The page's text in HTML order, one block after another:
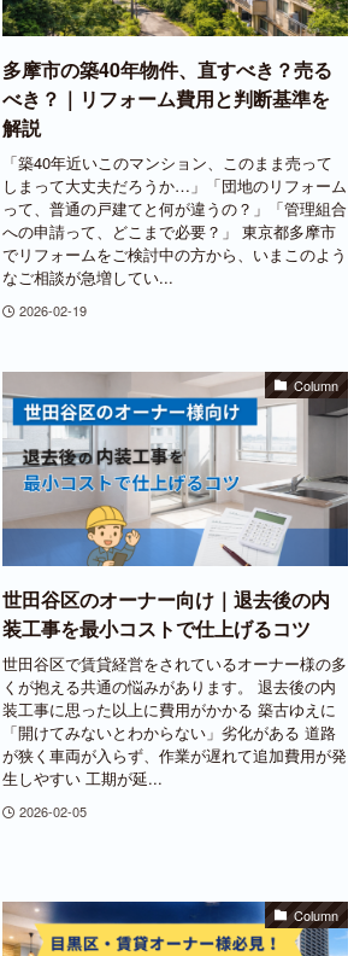
多摩市の築40年物件、直すべき？売る
べき？｜リフォーム費用と判断基準を
解説
「築40年近いこのマンション、このまま売って
しまって大丈夫だろうか…」「団地のリフォーム
って、普通の戸建てと何が違うの？」「管理組合
への申請って、どこまで必要？」 東京都多摩市
でリフォームをご検討中の方から、いまこのよう
なご相談が急増してい...
2026-02-19
Column
世田谷区のオーナー向け｜退去後の内
装工事を最小コストで仕上げるコツ
世田谷区で賃貸経営をされているオーナー様の多
くが抱える共通の悩みがあります。 退去後の内
装工事に思った以上に費用がかかる 築古ゆえに
「開けてみないとわからない」劣化がある 道路
が狭く車両が入らず、作業が遅れて追加費用が発
生しやすい 工期が延...
2026-02-05
Column